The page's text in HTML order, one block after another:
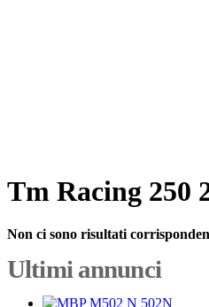
Tm Racing 250
Non ci sono risultati
Ultimi annunci